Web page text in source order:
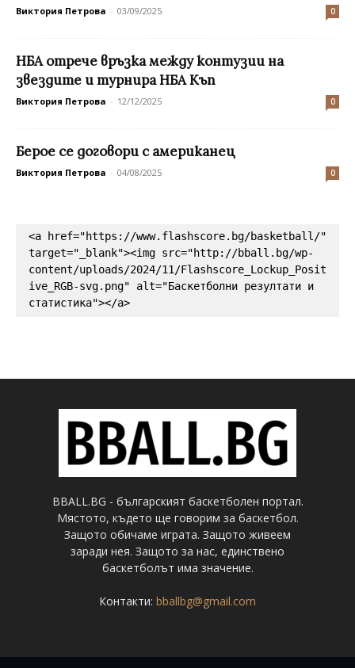
Виктория Петрова - 03/09/2025 0
НБА отрече връзка между контузии на
звездите и турнира НБА Къп
Виктория Петрова - 12/12/2025 0
Берое се договори с американец
Виктория Петрова - 04/08/2025 0
<a href="https://www.flashscore.bg/basketball/"
target="_blank"><img src="http://bball.bg/wp-
content/uploads/2024/11/Flashscore_Lockup_Posit
ive_RGB-svg.png" alt="Баскетболни резултати и
статистика"></a>
BBALL.BG - българският баскетболен портал.
Мястото, където ще говорим за баскетбол.
Защото обичаме играта. Защото живеем
заради нея. Защото за нас, единствено
баскетболът има значение.
Контакти: bballbg@gmail.com